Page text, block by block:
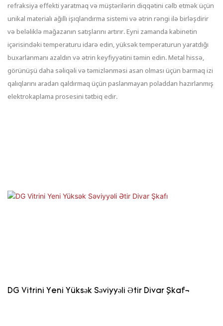
refraksiya effekti yaratmaq və müştərilərin diqqətini cəlb etmək üçün
unikal materialı ağıllı işıqlandırma sistemi və ətrin rəngi ilə birləşdirir
və beləliklə mağazanın satışlarını artırır. Eyni zamanda kabinetin
içərisindəki temperaturu idarə edin, yüksək temperaturun yaratdığı
buxarlanmanı azaldın və ətrin keyfiyyətini təmin edin. Metal hissə,
görünüşü daha səliqəli və təmizlənməsi asan olması üçün barmaq izi
qalıqlarını aradan qaldırmaq üçün paslanmayan poladdan hazırlanmış
elektrokaplama prosesini tətbiq edir.
DG Vitrini Yeni Yüksək Səviyyəli Ətir Divar Şkafı